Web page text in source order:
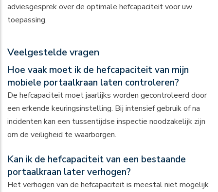
adviesgesprek over de optimale hefcapaciteit voor uw
toepassing.
Veelgestelde vragen
Hoe vaak moet ik de hefcapaciteit van mijn
mobiele portaalkraan laten controleren?
De hefcapaciteit moet jaarlijks worden gecontroleerd door
een erkende keuringsinstelling. Bij intensief gebruik of na
incidenten kan een tussentijdse inspectie noodzakelijk zijn
om de veiligheid te waarborgen.
Kan ik de hefcapaciteit van een bestaande
portaalkraan later verhogen?
Het verhogen van de hefcapaciteit is meestal niet mogelijk